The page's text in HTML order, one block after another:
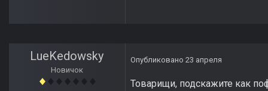
LueKedowsky
Новичок
Опубликовано 23 апреля
Товарищи, подскажите как